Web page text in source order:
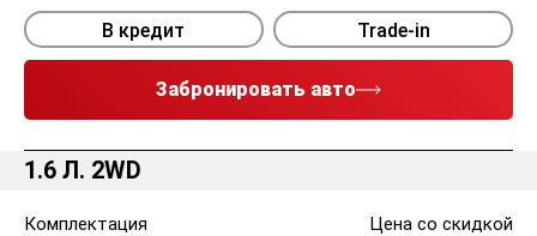
В кредит Trade-in
Забронировать авто
1.6 Л. 2WD
Комплектация Цена со скидкой